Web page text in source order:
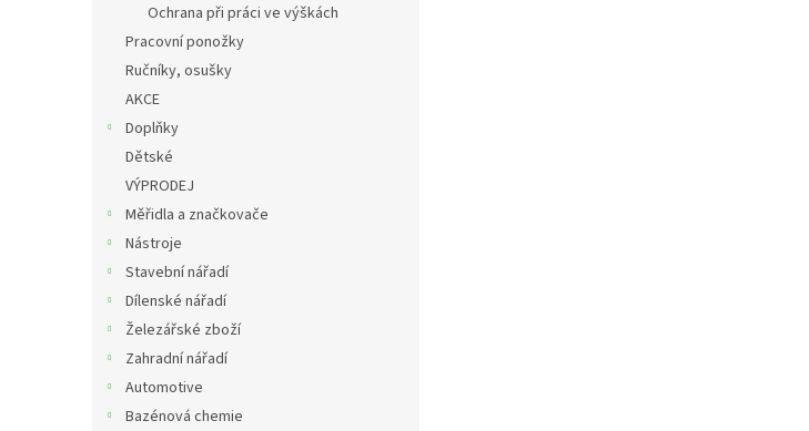
Ochrana při práci ve výškách
Pracovní ponožky
Ručníky, osušky
AKCE
Doplňky
Dětské
VÝPRODEJ
Měřidla a značkovače
Nástroje
Stavební nářadí
Dílenské nářadí
Železářské zboží
Zahradní nářadí
Automotive
Bazénová chemie